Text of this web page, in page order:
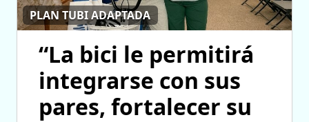
PLAN TUBI ADAPTADA
“La bici le permitirá
integrarse con sus
pares, fortalecer su